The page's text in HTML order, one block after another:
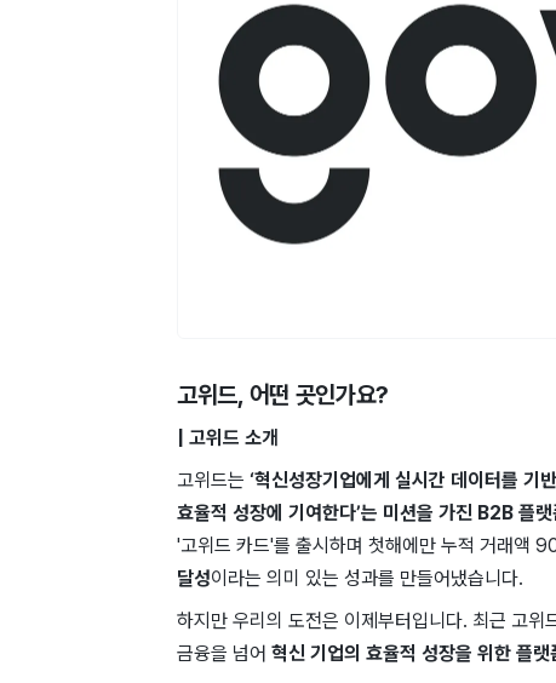
고위드, 어떤 곳인가요?
| 고위드 소개
고위드는 ‘혁신성장기업에게 ​실시간 ​데이터를 기
효율적 ​성장에 기여한다’는 미션을 ​가진 B2B ​플
'고위드 ​카드'를 출시하며 첫해에만 ​누적 ​거래액
달성이라는 ​의미 있는 성과를 ​만들어냈습니다.
하지만 ​우리의 도전은 이제부터입니다. 최근 고위
금융을 넘어 혁신 기업의 효율적 성장을 위한 플